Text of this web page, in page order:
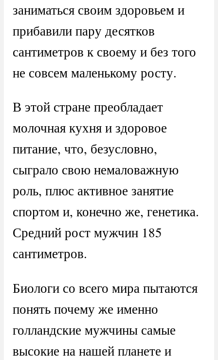
заниматься своим здоровьем и
прибавили пару десятков
сантиметров к своему и без того
не совсем маленькому росту.
В этой стране преобладает
молочная кухня и здоровое
питание, что, безусловно,
сыграло свою немаловажную
роль, плюс активное занятие
спортом и, конечно же, генетика.
Средний рост мужчин 185
сантиметров.
Биологи со всего мира пытаются
понять почему же именно
голландские мужчины самые
высокие на нашей планете и